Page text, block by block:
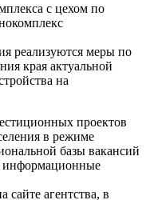
с цехом по
реализуются меры по
края актуальной
на
проектов
в режиме
базы вакансий
информационные
сайте агентства, в